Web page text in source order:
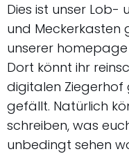
Dies ist unser Lob-
und Meckerkasten
unserer
Dort könnt ihr
digitalen
gefällt. Natürlich
schreiben, was
unbedingt sehen